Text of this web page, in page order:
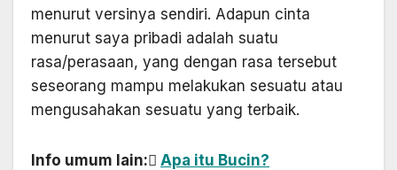
menurut versinya sendiri. Adapun cinta
menurut saya pribadi adalah suatu
rasa/perasaan, yang dengan rasa tersebut
seseorang mampu melakukan sesuatu atau
mengusahakan sesuatu yang terbaik.
Info umum lain: ِ Apa itu Bucin?